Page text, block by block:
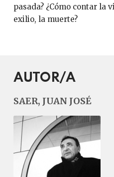
pasada? ¿Cómo contar la
exilio, la muerte?
AUTOR/A
SAER, JUAN JOSÉ